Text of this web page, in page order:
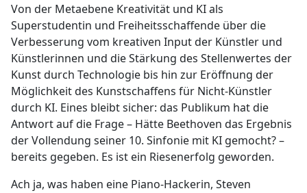
Von der Metaebene Kreativität und KI als
Superstudentin und Freiheitsschaffende über die
Verbesserung vom kreativen Input der Künstler und
Künstlerinnen und die Stärkung des Stellenwertes der
Kunst durch Technologie bis hin zur Eröffnung der
Möglichkeit des Kunstschaffens für Nicht-Künstler
durch KI. Eines bleibt sicher: das Publikum hat die
Antwort auf die Frage – Hätte Beethoven das Ergebnis
der Vollendung seiner 10. Sinfonie mit KI gemocht? –
bereits gegeben. Es ist ein Riesenerfolg geworden.
Ach ja, was haben eine Piano-Hackerin, Steven